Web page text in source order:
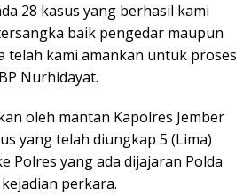
28 kasus yang berhasil kami
baik pengedar maupun
telah kami amankan untuk proses
Nurhidayat.
oleh mantan Kapolres Jember
yang telah diungkap 5 (Lima)
Polres yang ada dijajaran Polda
perkara.